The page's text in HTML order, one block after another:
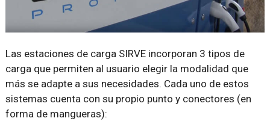
Las estaciones de carga SIRVE incorporan 3 tipos de
carga que permiten al usuario elegir la modalidad que
más se adapte a sus necesidades. Cada uno de estos
sistemas cuenta con su propio punto y conectores (en
forma de mangueras):